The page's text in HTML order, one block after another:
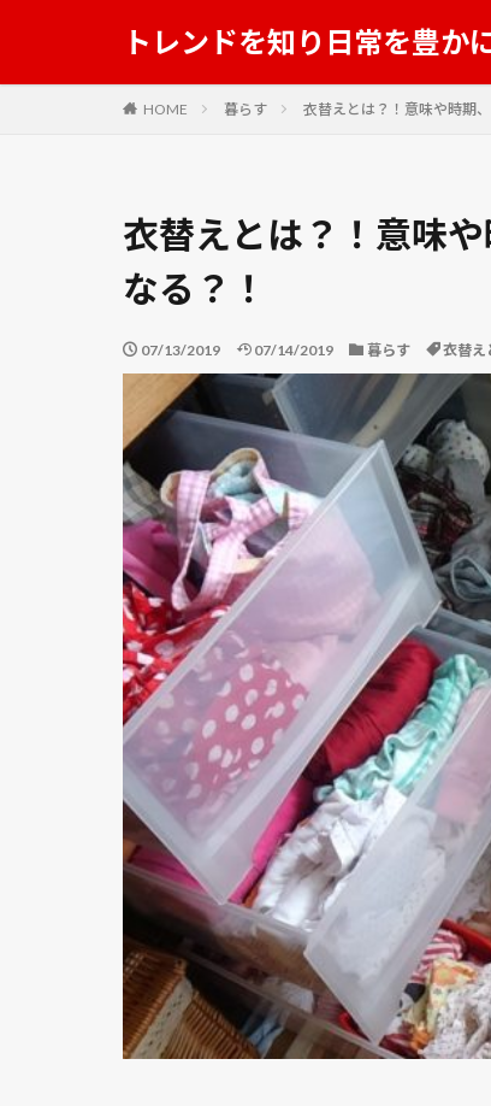
トレンドを知り日常を豊か
HOME 暮らす 衣替えとは？！意味や時期
衣替えとは？！意味
なる？！
07/13/2019 07/14/2019 暮らす 衣替